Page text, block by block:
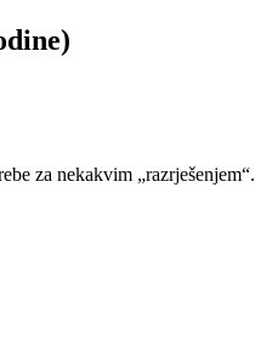
za nekakvim „razrješenjem“.